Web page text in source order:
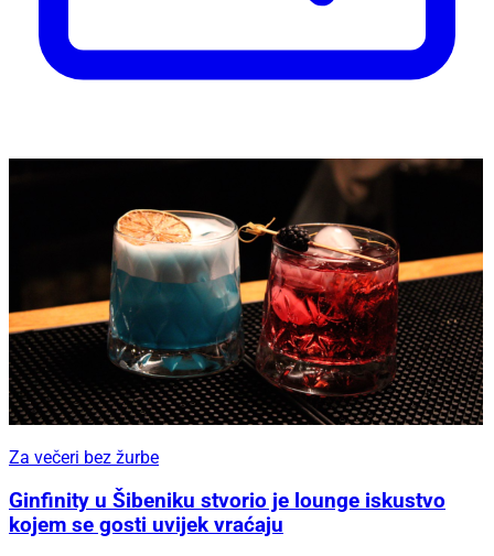
Za večeri bez žurbe
Ginfinity u Šibeniku stvorio je lounge iskustvo
kojem se gosti uvijek vraćaju